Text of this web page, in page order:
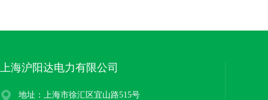
上海沪阳达电力有限公司
地址：上海市徐汇区宜山路515号